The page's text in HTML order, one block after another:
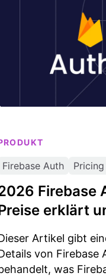
Firebase Auth Pricing
Firebase
erklärt
Artikel gibt
von Firebase
was